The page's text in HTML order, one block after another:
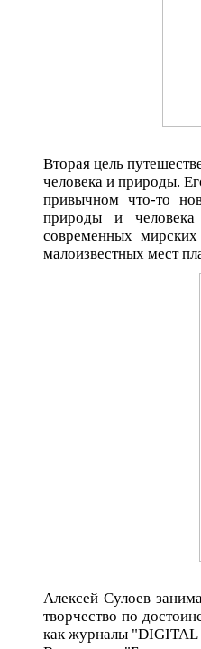
Вторая цель
человека и природы.
привычном что-то
природы и человека
современных
малоизвестных мест
Алексей Сулоев
творчество по
как журналы